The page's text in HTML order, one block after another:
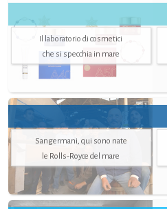
Il laboratorio di cosmetici
che si specchia in mare
Sangermani, qui sono nate
le Rolls-Royce del mare